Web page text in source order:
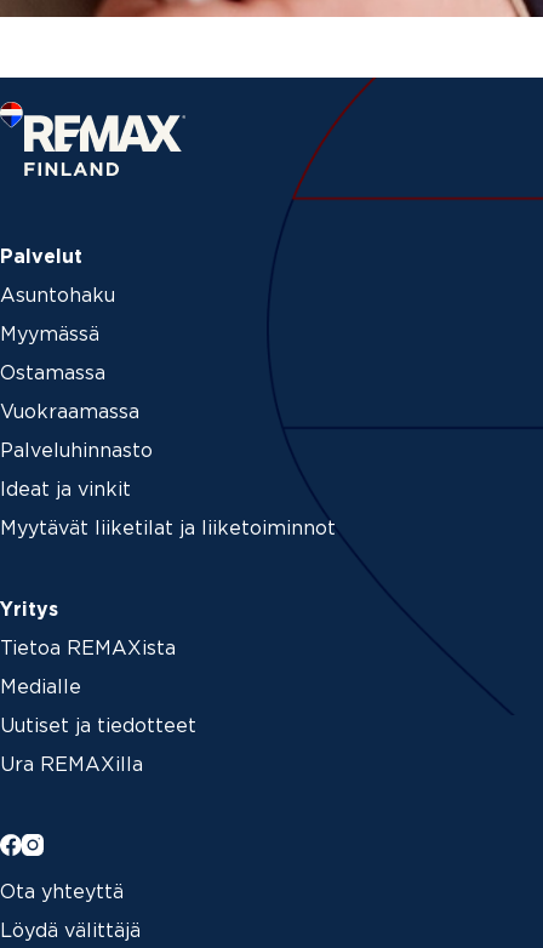
Palvelut
Asuntohaku
Myymässä
Ostamassa
Vuokraamassa
Palveluhinnasto
Ideat ja vinkit
Myytävät liiketilat ja liiketoiminnot
Yritys
Tietoa REMAXista
Medialle
Uutiset ja tiedotteet
Ura REMAXilla
Ota yhteyttä
Löydä välittäjä